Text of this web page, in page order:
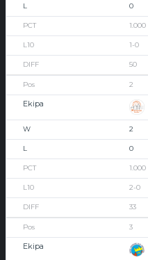
0
1.000
1-0
50
2
2
0
1.000
2-0
33
3